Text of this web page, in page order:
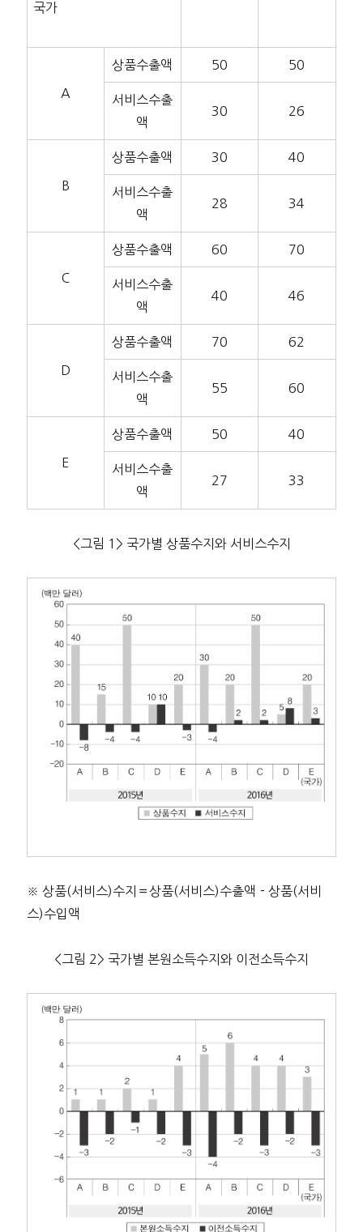
국가
A
상품수출액 50 50
서비스수출
액
30 26
B
상품수출액 30 40
서비스수출
액
28 34
C
상품수출액 60 70
서비스수출
액
40 46
D
상품수출액 70 62
서비스수출
액
55 60
E
상품수출액 50 40
서비스수출
액
27 33
<그림 1> 국가별 상품수지와 서비스수지
※ 상품(서비스)수지＝상품(서비스)수출액－상품(서비
스)수입액
<그림 2> 국가별 본원소득수지와 이전소득수지